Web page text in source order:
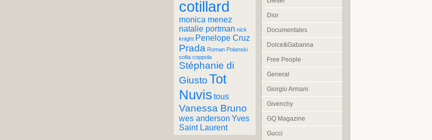
cotillard
monica menez
natalie portman nick
knight Penelope Cruz
Prada Roman Polanski
sofia coppola
Stéphanie di
GiustoTot
Nuvis tous
Vanessa Bruno
wes anderson Yves
Saint Laurent
Dior
Documentales
Dolce&Gabanna
Free People
General
Giorgio Armani
Givenchy
GQ Magazine
Gucci